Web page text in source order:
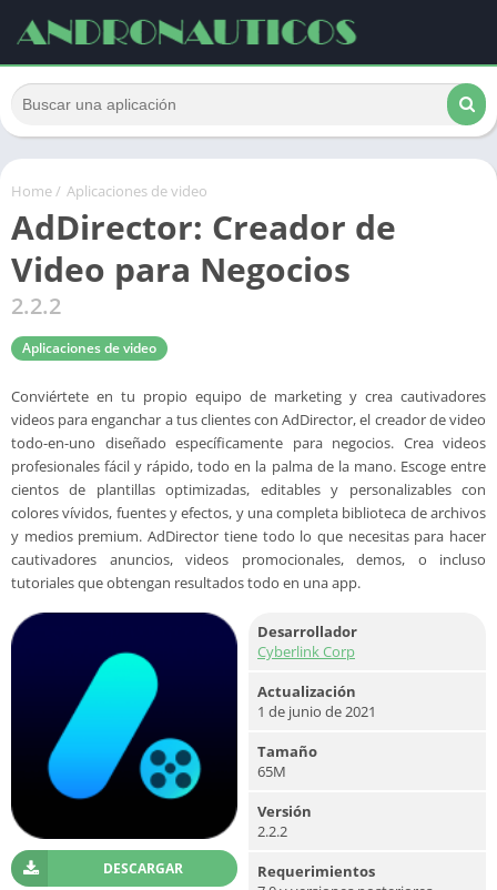
Home/ Aplicaciones de video
AdDirector: Creador de
Video para Negocios
2.2.2
Aplicaciones de video
Conviértete en tu propio equipo de marketing y crea cautivadores
videos para enganchar a tus clientes con AdDirector, el creador de video
todo-en-uno diseñado específicamente para negocios. Crea videos
profesionales fácil y rápido, todo en la palma de la mano. Escoge entre
cientos de plantillas optimizadas, editables y personalizables con
colores vívidos, fuentes y efectos, y una completa biblioteca de archivos
y medios premium. AdDirector tiene todo lo que necesitas para hacer
cautivadores anuncios, videos promocionales, demos, o incluso
tutoriales que obtengan resultados todo en una app.
DESCARGAR
Desarrollador
Cyberlink Corp
Actualización
1 de junio de 2021
Tamaño
65M
Versión
2.2.2
Requerimientos